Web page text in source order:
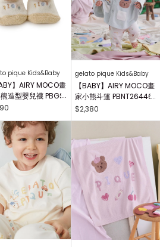
pique Kids&Baby
】AIRY MOCO畫
造型嬰兒襪 PBGS
gelato pique Kids&Baby
【BABY】AIRY MOCO畫
家小熊斗篷 PBNT26446
4
$2,380